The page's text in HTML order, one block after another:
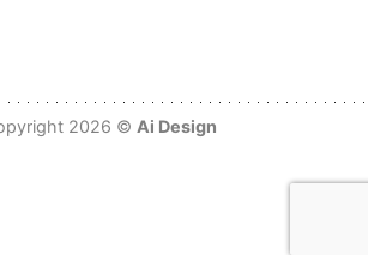
2026 © Ai Design